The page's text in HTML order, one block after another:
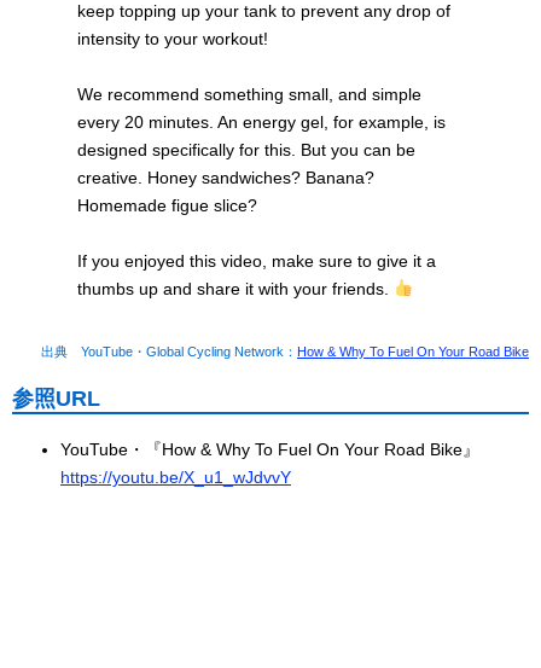
keep topping up your tank to prevent any drop of
intensity to your workout!
We recommend something small, and simple
every 20 minutes. An energy gel, for example, is
designed specifically for this. But you can be
creative. Honey sandwiches? Banana?
Homemade figue slice?
If you enjoyed this video, make sure to give it a
thumbs up and share it with your friends.
出典 YouTube・Global Cycling Network： How & Why To Fuel On Your Road Bike
参照URL
YouTube・『How & Why To Fuel On Your Road Bike』
https://youtu.be/X_u1_wJdvvY